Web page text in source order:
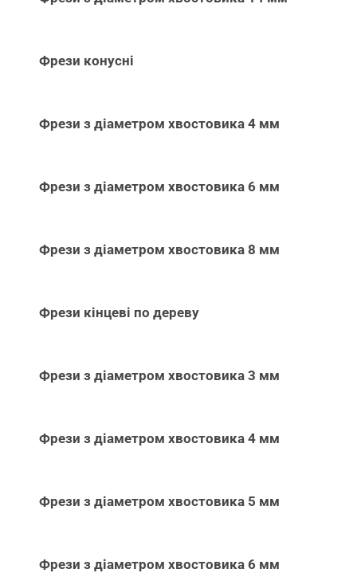
Фрези конусні
Фрези з діаметром хвостовика 4 мм
Фрези з діаметром хвостовика 6 мм
Фрези з діаметром хвостовика 8 мм
Фрези кінцеві по дереву
Фрези з діаметром хвостовика 3 мм
Фрези з діаметром хвостовика 4 мм
Фрези з діаметром хвостовика 5 мм
Фрези з діаметром хвостовика 6 мм